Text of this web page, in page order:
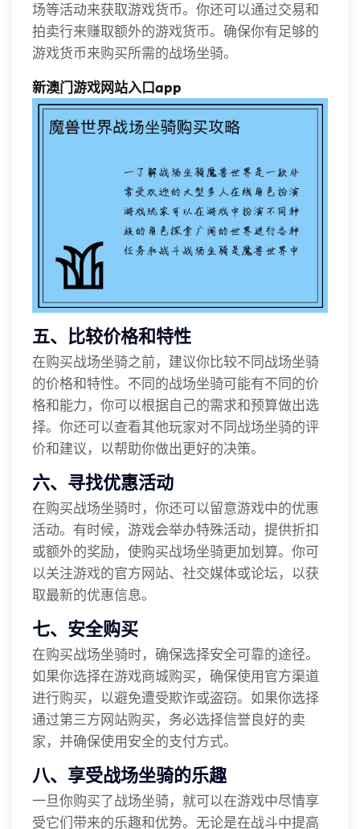
场等活动来获取游戏货币。你还可以通过交易和
拍卖行来赚取额外的游戏货币。确保你有足够的
游戏货币来购买所需的战场坐骑。
新澳门游戏网站入口app
五、比较价格和特性
在购买战场坐骑之前，建议你比较不同战场坐骑
的价格和特性。不同的战场坐骑可能有不同的价
格和能力，你可以根据自己的需求和预算做出选
择。你还可以查看其他玩家对不同战场坐骑的评
价和建议，以帮助你做出更好的决策。
六、寻找优惠活动
在购买战场坐骑时，你还可以留意游戏中的优惠
活动。有时候，游戏会举办特殊活动，提供折扣
或额外的奖励，使购买战场坐骑更加划算。你可
以关注游戏的官方网站、社交媒体或论坛，以获
取最新的优惠信息。
七、安全购买
在购买战场坐骑时，确保选择安全可靠的途径。
如果你选择在游戏商城购买，确保使用官方渠道
进行购买，以避免遭受欺诈或盗窃。如果你选择
通过第三方网站购买，务必选择信誉良好的卖
家，并确保使用安全的支付方式。
八、享受战场坐骑的乐趣
一旦你购买了战场坐骑，就可以在游戏中尽情享
受它们带来的乐趣和优势。无论是在战斗中提高